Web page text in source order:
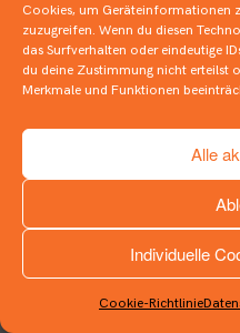
Cookies, um Geräteinformationen
zuzugreifen. Wenn du diesen
das Surfverhalten oder eindeutige
du deine Zustimmung nicht erteilst
Merkmale und Funktionen
Alle
Individuelle
Cookie-Richtlinie
INSTAGRAM
Der
12. JUNI 2020